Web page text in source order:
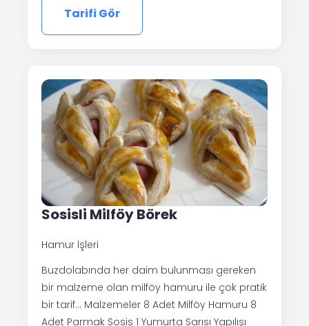
Tarifi Gör
Sosisli Milföy Börek
Hamur İşleri
Buzdolabında her daim bulunması gereken
bir malzeme olan milföy hamuru ile çok pratik
bir tarif… Malzemeler 8 Adet Milföy Hamuru 8
Adet Parmak Sosis 1 Yumurta Sarısı Yapılışı